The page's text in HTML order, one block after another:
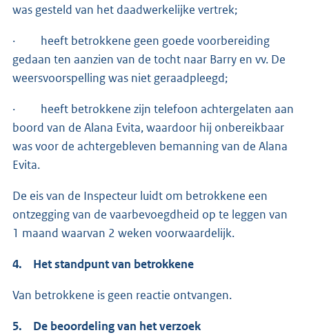
was gesteld van het daadwerkelijke vertrek;
· heeft betrokkene geen goede voorbereiding
gedaan ten aanzien van de tocht naar Barry en vv. De
weersvoorspelling was niet geraadpleegd;
· heeft betrokkene zijn telefoon achtergelaten aan
boord van de Alana Evita, waardoor hij onbereikbaar
was voor de achtergebleven bemanning van de Alana
Evita.
De eis van de Inspecteur luidt om betrokkene een
ontzegging van de vaarbevoegdheid op te leggen van
1 maand waarvan 2 weken voorwaardelijk.
4. Het standpunt van betrokkene
Van betrokkene is geen reactie ontvangen.
5. De beoordeling van het verzoek